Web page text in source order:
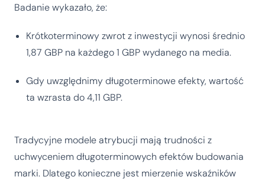
Badanie wykazało, że:
Krótkoterminowy zwrot z inwestycji wynosi średnio
1,87 GBP na każdego 1 GBP wydanego na media.
Gdy uwzględnimy długoterminowe efekty, wartość
ta wzrasta do 4,11 GBP.
Tradycyjne modele atrybucji mają trudności z
uchwyceniem długoterminowych efektów budowania
marki. Dlatego konieczne jest mierzenie wskaźników